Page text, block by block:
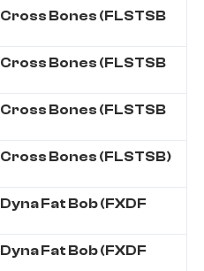
Cross Bones (FLSTSB
Cross Bones (FLSTSB
Cross Bones (FLSTSB
Cross Bones (FLSTSB)
Dyna Fat Bob (FXDF
Dyna Fat Bob (FXDF